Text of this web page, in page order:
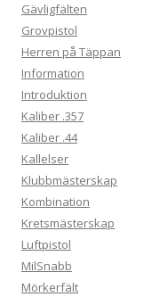
Gävligfälten
Grovpistol
Herren på Täppan
Information
Introduktion
Kaliber .357
Kaliber .44
Kallelser
Klubbmästerskap
Kombination
Kretsmästerskap
Luftpistol
MilSnabb
Mörkerfält